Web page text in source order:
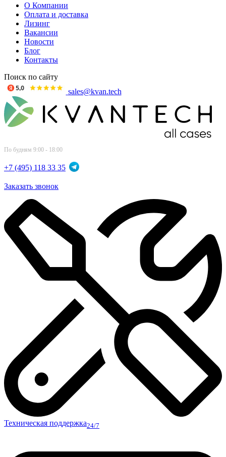
О Компании
Оплата и доставка
Лизинг
Вакансии
Новости
Блог
Контакты
Поиск по сайту
sales@kvan.tech
По будням 9:00 - 18:00
+7 (495) 118 33 35
Заказать звонок
Техническая поддержка24/7